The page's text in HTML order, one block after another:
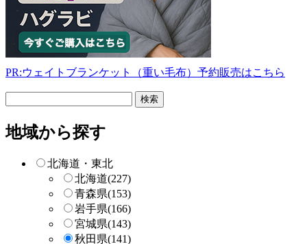
PR:ウェイトブランケット（重い毛布）予約販売はこちら
ー
検
地域から探す
北海道・東北
北海道(227)
青森県(153)
岩手県(166)
宮城県(143)
秋田県(141)